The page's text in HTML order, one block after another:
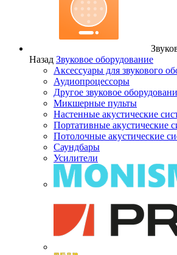
Назад Звуковое оборудование
Аксессуары для звукового
Аудиопроцессоры
Другое звуковое
Микшерные пульты
Настенные акустические
Портативные акустические
Потолочные акустические
Саундбары
Усилители